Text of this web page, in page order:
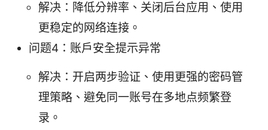
解决：降低分辨率、关闭后台应用、使用
更稳定的网络连接。
问题4：账户安全提示异常
解决：开启两步验证、使用更强的密码管
理策略、避免同一账号在多地点频繁登
录。